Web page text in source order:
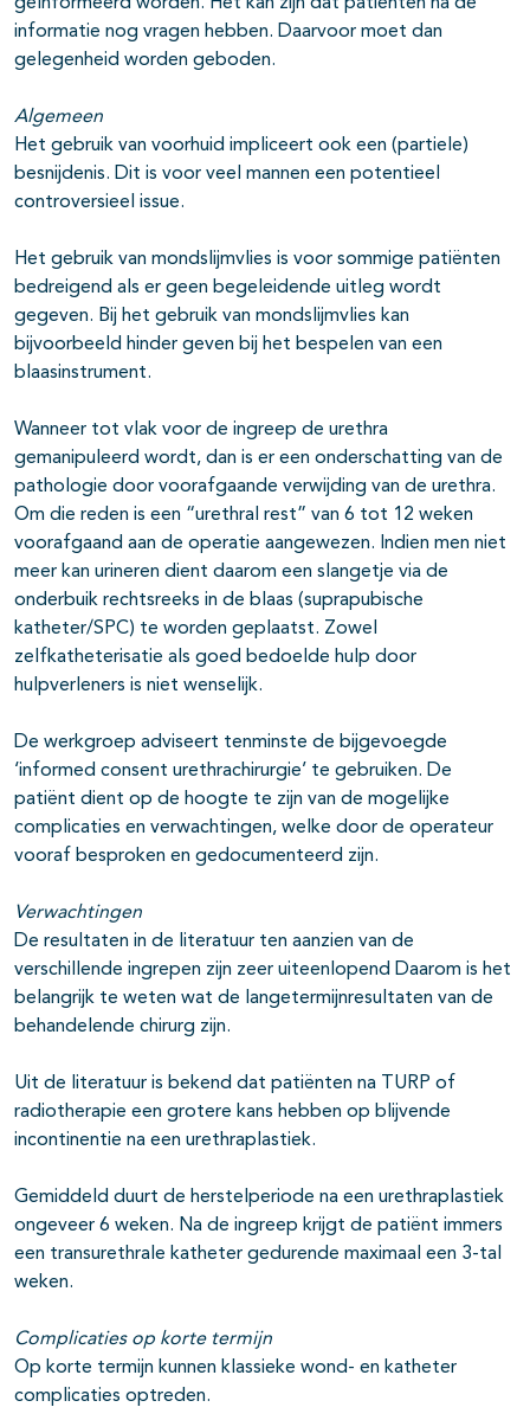
informatie nog vragen hebben. Daarvoor moet dan
gelegenheid worden geboden.
Algemeen
Het gebruik van voorhuid impliceert ook een (partiele)
besnijdenis. Dit is voor veel mannen een potentieel
controversieel issue.
Het gebruik van mondslijmvlies is voor sommige patiënten
bedreigend als er geen begeleidende uitleg wordt
gegeven. Bij het gebruik van mondslijmvlies kan
bijvoorbeeld hinder geven bij het bespelen van een
blaasinstrument.
Wanneer tot vlak voor de ingreep de urethra
gemanipuleerd wordt, dan is er een onderschatting van de
pathologie door voorafgaande verwijding van de urethra.
Om die reden is een “urethral rest” van 6 tot 12 weken
voorafgaand aan de operatie aangewezen. Indien men niet
meer kan urineren dient daarom een slangetje via de
onderbuik rechtsreeks in de blaas (suprapubische
katheter/SPC) te worden geplaatst. Zowel
zelfkatheterisatie als goed bedoelde hulp door
hulpverleners is niet wenselijk.
De werkgroep adviseert tenminste de bijgevoegde
‘informed consent urethrachirurgie’ te gebruiken. De
patiënt dient op de hoogte te zijn van de mogelijke
complicaties en verwachtingen, welke door de operateur
vooraf besproken en gedocumenteerd zijn.
Verwachtingen
De resultaten in de literatuur ten aanzien van de
verschillende ingrepen zijn zeer uiteenlopend Daarom is het
belangrijk te weten wat de langetermijnresultaten van de
behandelende chirurg zijn.
Uit de literatuur is bekend dat patiënten na TURP of
radiotherapie een grotere kans hebben op blijvende
incontinentie na een urethraplastiek.
Gemiddeld duurt de herstelperiode na een urethraplastiek
ongeveer 6 weken. Na de ingreep krijgt de patiënt immers
een transurethrale katheter gedurende maximaal een 3-tal
weken.
Complicaties op korte termijn
Op korte termijn kunnen klassieke wond- en katheter
complicaties optreden.